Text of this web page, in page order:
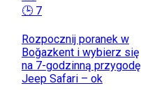
🕒 7
Rozpocznij poranek w
Boğazkent i wybierz się
na 7-godzinną przygodę
Jeep Safari – ok